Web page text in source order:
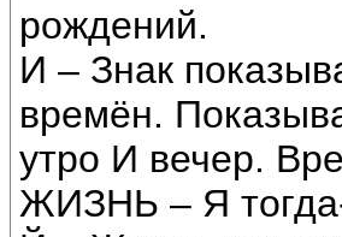
рождений.
И – Знак
времён.
утро И вечер.
ЖИЗНЬ – Я